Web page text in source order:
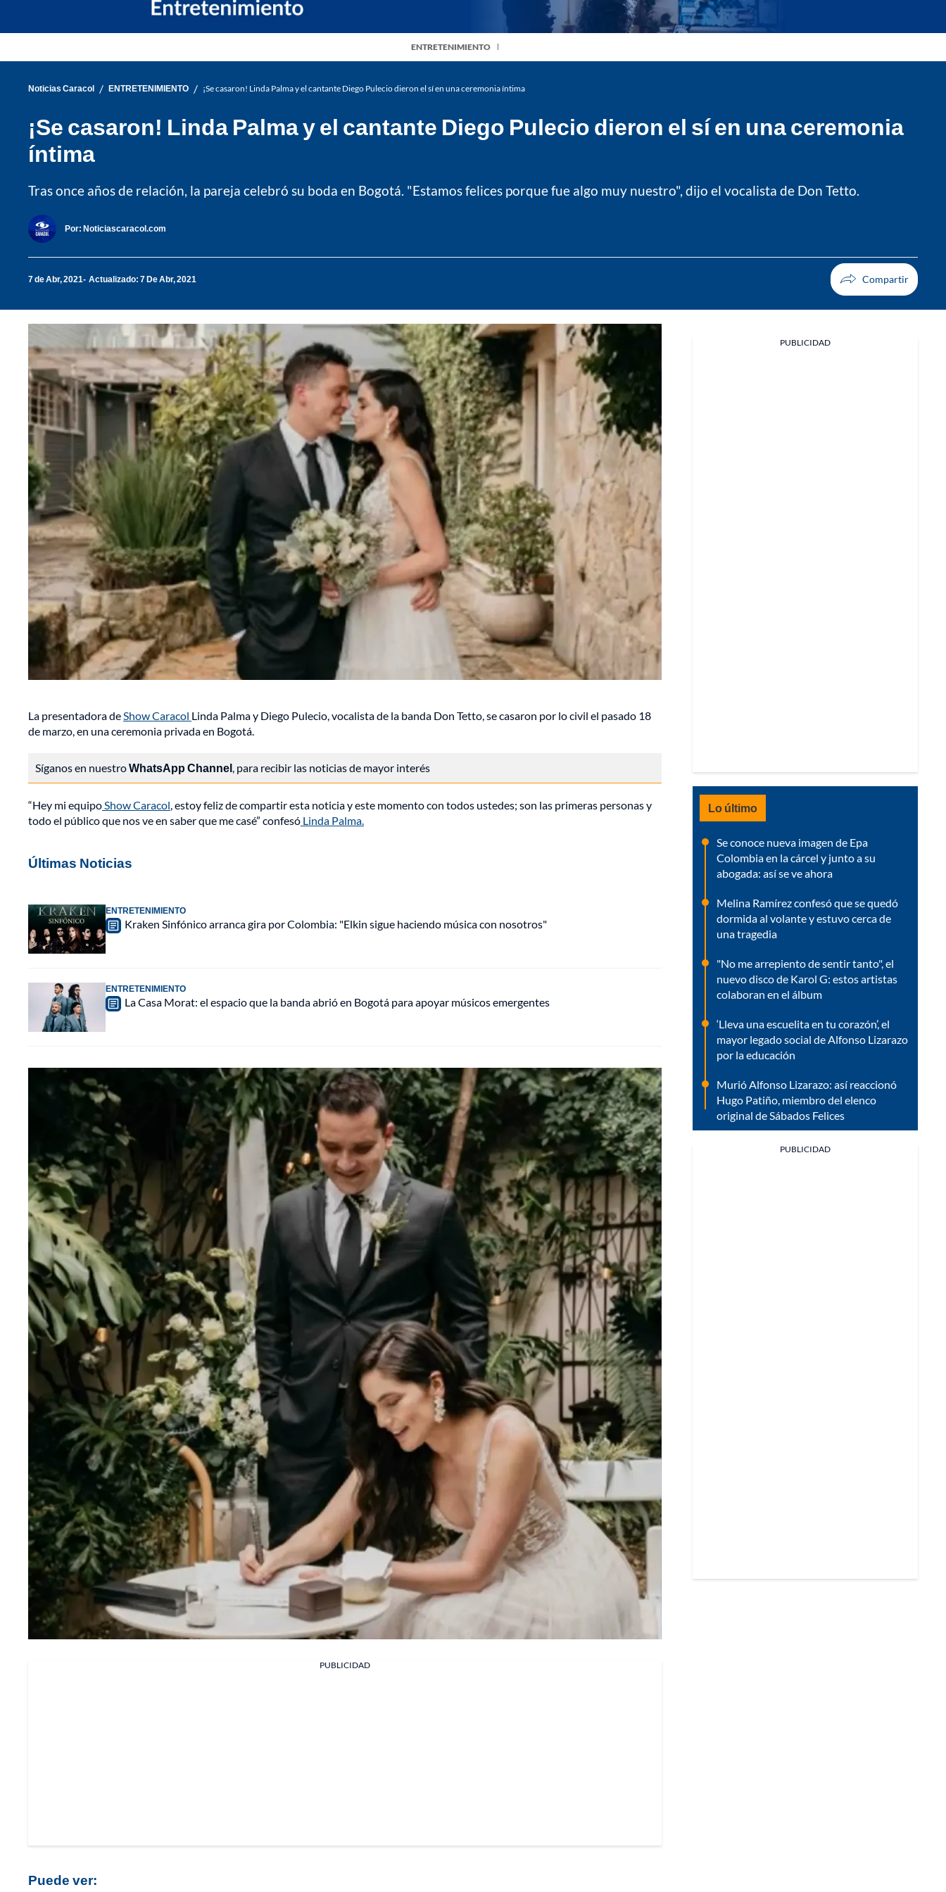
ENTRETENIMIENTO
Noticias Caracol / ENTRETENIMIENTO / ¡Se casaron! Linda Palma y el cantante Diego Pulecio dieron el sí en una ceremonia íntima
¡Se casaron! Linda Palma y el cantante Diego Pulecio dieron el sí en una ceremonia
íntima
Tras once años de relación, la pareja celebró su boda en Bogotá. "Estamos felices porque fue algo muy nuestro", dijo el vocalista de Don Tetto.
Por: Noticiascaracol.com
7 de Abr, 2021 Actualizado: 7 De Abr, 2021
La presentadora deShow Caracol Linda Palma y Diego Pulecio, vocalista de la banda Don Tetto, se casaron por lo civil el pasado 18
de marzo, en una ceremonia privada en Bogotá.
Síganos en nuestroWhatsApp Channel, para recibir las noticias de mayor interés
“Hey mi equipoShow Caracol, estoy feliz de compartir esta noticia y este momento con todos ustedes; son las primeras personas y
todo el público que nos ve en saber que me casé” confesó Linda Palma.
Últimas Noticias
ENTRETENIMIENTO
Kraken Sinfónico arranca gira por Colombia: "Elkin sigue haciendo música con nosotros"
ENTRETENIMIENTO
La Casa Morat: el espacio que la banda abrió en Bogotá para apoyar músicos emergentes
PUBLICIDAD
Puede ver:
PUBLICIDAD
Lo último
Se conoce nueva imagen de Epa
Colombia en la cárcel y junto a su
abogada: así se ve ahora
Melina Ramírez confesó que se quedó
dormida al volante y estuvo cerca de
una tragedia
"No me arrepiento de sentir tanto", el
nuevo disco de Karol G: estos artistas
colaboran en el álbum
‘Lleva una escuelita en tu corazón’, el
mayor legado social de Alfonso Lizarazo
por la educación
Murió Alfonso Lizarazo: así reaccionó
Hugo Patiño, miembro del elenco
original de Sábados Felices
PUBLICIDAD